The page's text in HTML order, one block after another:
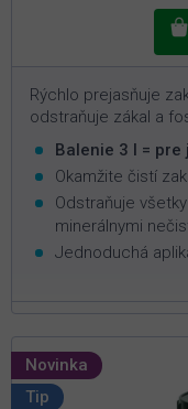
Rýchlo prejasňuje
odstraňuje zákal a
Balenie 3 l =
Okamžite čistí
Odstraňuje
minerálnymi
Jednoduchá
Novinka
Tip